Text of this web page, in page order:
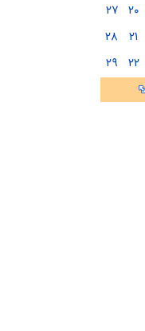
۲۰ ۲۷
۲۱
۲۸
۲۲ ۲۹